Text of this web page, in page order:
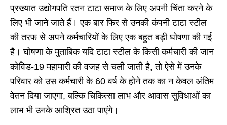
प्रख्यात उद्योगपति रतन टाटा समाज के लिए अपनी चिंता करने के
लिए भी जाने जाते हैं। एक बार फिर से उनकी कंपनी टाटा स्टील
की तरफ से अपने कर्मचारियों के लिए एक बहुत बड़ी घोषणा की गई
है। घोषणा के मुताबिक यदि टाटा स्टील के किसी कर्मचारी की जान
कोविड-19 महामारी की वजह से चली जाती है, तो ऐसे में उनके
परिवार को उस कर्मचारी के 60 वर्ष के होने तक का न केवल अंतिम
वेतन दिया जाएगा, बल्कि चिकित्सा लाभ और आवास सुविधाओं का
लाभ भी उनके आश्रित उठा पाएंगे।